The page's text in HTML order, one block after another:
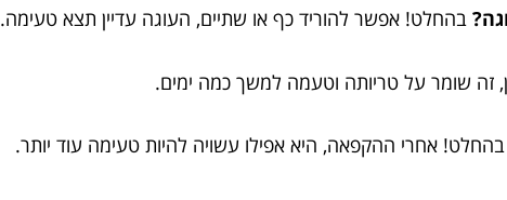
בהחלט! אפשר להוריד כף או שתיים, העוגה עדיין תצא טעימה.
זה שומר על טריותה וטעמה למשך כמה ימים.
בהחלט! אחרי ההקפאה, היא אפילו עשויה להיות טעימה עוד יותר.